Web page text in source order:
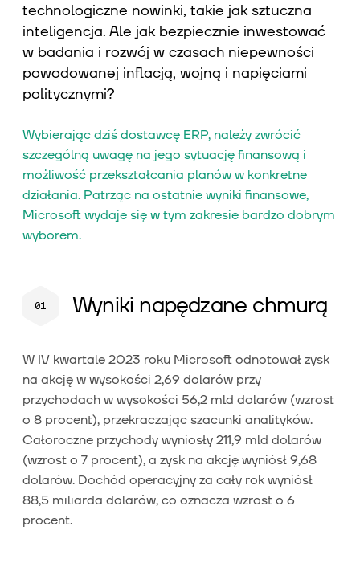
technologiczne nowinki, takie jak sztuczna
inteligencja. Ale jak bezpiecznie inwestować
w badania i rozwój w czasach niepewności
powodowanej inflacją, wojną i napięciami
politycznymi?
Wybierając dziś dostawcę ERP, należy zwrócić
szczególną uwagę na jego sytuację finansową i
możliwość przekształcania planów w konkretne
działania. Patrząc na ostatnie wyniki finansowe,
Microsoft wydaje się w tym zakresie bardzo dobrym
wyborem.
Wyniki napędzane chmurą
W IV kwartale 2023 roku Microsoft odnotował zysk
na akcję w wysokości 2,69 dolarów przy
przychodach w wysokości 56,2 mld dolarów (wzrost
o 8 procent), przekraczając szacunki analityków.
Całoroczne przychody wyniosły 211,9 mld dolarów
(wzrost o 7 procent), a zysk na akcję wyniósł 9,68
dolarów. Dochód operacyjny za cały rok wyniósł
88,5 miliarda dolarów, co oznacza wzrost o 6
procent.